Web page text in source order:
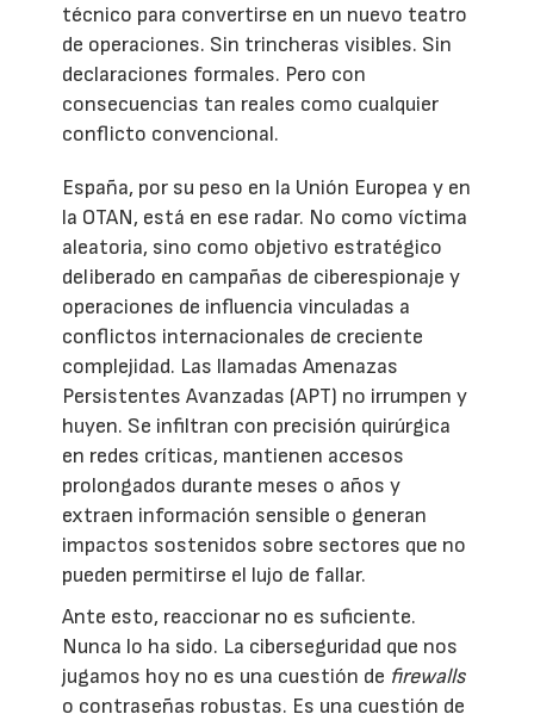
técnico para convertirse en un nuevo teatro
de operaciones. Sin trincheras visibles. Sin
declaraciones formales. Pero con
consecuencias tan reales como cualquier
conflicto convencional.
España, por su peso en la Unión Europea y en
la OTAN, está en ese radar. No como víctima
aleatoria, sino como objetivo estratégico
deliberado en campañas de ciberespionaje y
operaciones de influencia vinculadas a
conflictos internacionales de creciente
complejidad. Las llamadas Amenazas
Persistentes Avanzadas (APT) no irrumpen y
huyen. Se infiltran con precisión quirúrgica
en redes críticas, mantienen accesos
prolongados durante meses o años y
extraen información sensible o generan
impactos sostenidos sobre sectores que no
pueden permitirse el lujo de fallar.
Ante esto, reaccionar no es suficiente.
Nunca lo ha sido. La ciberseguridad que nos
jugamos hoy no es una cuestión de firewalls
o contraseñas robustas. Es una cuestión de